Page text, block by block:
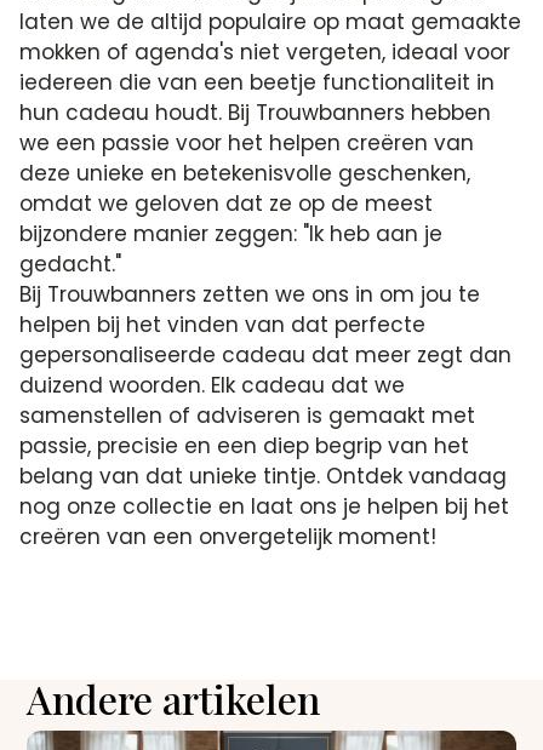
laten we de altijd populaire op maat gemaakte
mokken of agenda's niet vergeten, ideaal voor
iedereen die van een beetje functionaliteit in
hun cadeau houdt. Bij Trouwbanners hebben
we een passie voor het helpen creëren van
deze unieke en betekenisvolle geschenken,
omdat we geloven dat ze op de meest
bijzondere manier zeggen: "Ik heb aan je
gedacht."
Bij Trouwbanners zetten we ons in om jou te
helpen bij het vinden van dat perfecte
gepersonaliseerde cadeau dat meer zegt dan
duizend woorden. Elk cadeau dat we
samenstellen of adviseren is gemaakt met
passie, precisie en een diep begrip van het
belang van dat unieke tintje. Ontdek vandaag
nog onze collectie en laat ons je helpen bij het
creëren van een onvergetelijk moment!
Andere artikelen